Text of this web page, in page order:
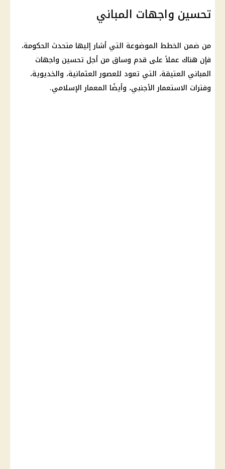
تحسين واجهات المباني
من ضمن الخطط الموضوعة التي أشار إليها متحدث الحكومة،
فإن هناك عملاً على قدم وساق من أجل تحسين واجهات
المباني العتيقة، التي تعود للعصور العثمانية، والخديوية،
وفترات الاستعمار الأجنبي، وأيضًا المعمار الإسلامي.